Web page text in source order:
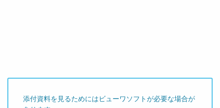
添付資料を見るためにはビューワソフトが必要な場合が